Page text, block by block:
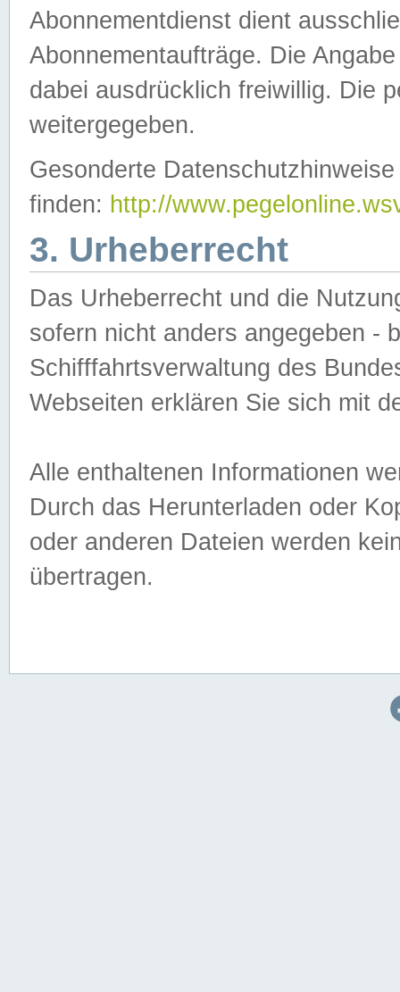
Abonnementdienst dient
Abonnementaufträge. Die
dabei ausdrücklich freiwillig. Die
weitergegeben.
Gesonderte
finden: http://
3. Urheberrecht
Das Urheberrecht und die
sofern nicht anders angegeben -
Schifffahrtsverwaltung des
Webseiten erklären Sie sich mit
Alle enthaltenen Informationen
Durch das Herunterladen oder
oder anderen Dateien werden
übertragen.